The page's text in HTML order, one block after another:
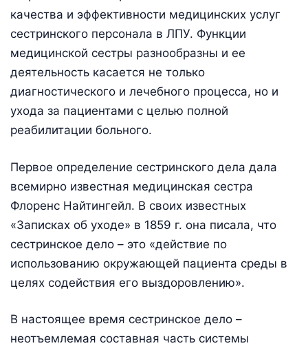
качества и эффективности медицинских услуг
сестринского персонала в ЛПУ. Функции
медицинской сестры разнообразны и ее
деятельность касается не только
диагностического и лечебного процесса, но и
ухода за пациентами с целью полной
реабилитации больного.
Первое определение сестринского дела дала
всемирно известная медицинская сестра
Флоренс Найтингейл. В своих известных
«Записках об уходе» в 1859 г. она писала, что
сестринское дело – это «действие по
использованию окружающей пациента среды в
целях содействия его выздоровлению».
В настоящее время сестринское дело –
неотъемлемая составная часть системы